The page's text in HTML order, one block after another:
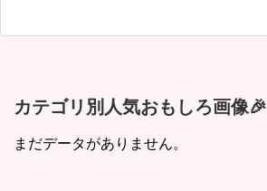
カテゴリ別人気おもしろ画像🎉
まだデータがありません。